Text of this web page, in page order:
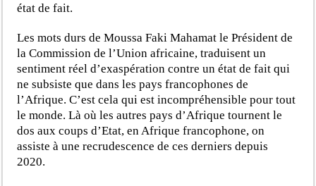
état de fait.
Les mots durs de Moussa Faki Mahamat le Président de
la Commission de l’Union africaine, traduisent un
sentiment réel d’exaspération contre un état de fait qui
ne subsiste que dans les pays francophones de
l’Afrique. C’est cela qui est incompréhensible pour tout
le monde. Là où les autres pays d’Afrique tournent le
dos aux coups d’Etat, en Afrique francophone, on
assiste à une recrudescence de ces derniers depuis
2020.